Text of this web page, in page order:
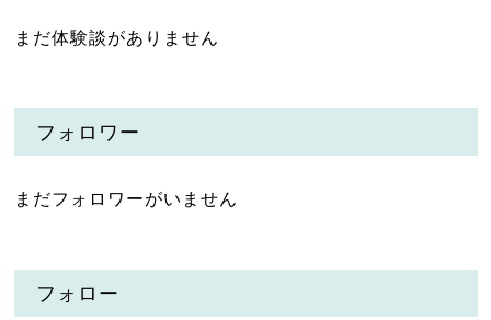
まだ体験談がありません
フォロワー
まだフォロワーがいません
フォロー